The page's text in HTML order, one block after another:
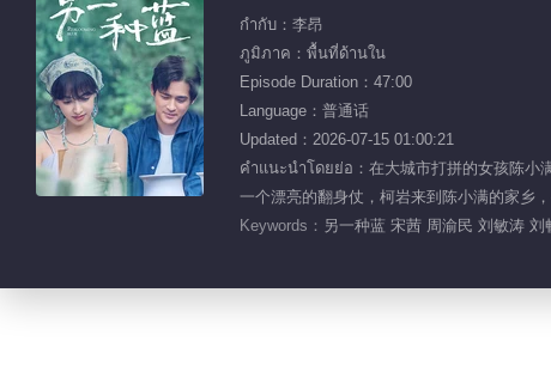
กำกับ：李昂
ภูมิภาค：พื้นที่ด้านใน
Episode Duration：47:00
Language：普通话
Updated：2026-07-15 01:00:21
คำแนะนำโดยย่อ：在大城市打拼的女孩陈小
一个漂亮的翻身仗，柯岩来到陈小满的家乡
Keywords： 另一种蓝 宋茜 周渝民 刘敏涛